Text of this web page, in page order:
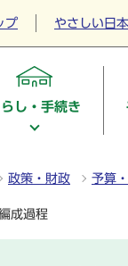
プ やさしい日
らし・手続き
政策・財政 予算
成過程